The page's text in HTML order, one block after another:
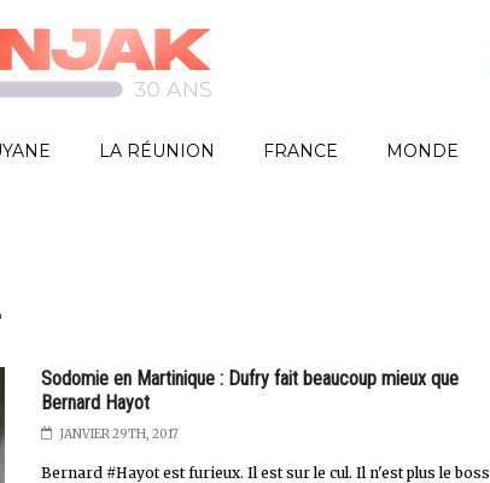
LA RÉUNION FRANCE MONDE
Sodomie en Martinique : Dufry fait beaucoup mieux que
Bernard Hayot
JANVIER 29TH, 2017
Bernard #Hayot est furieux. Il est sur le cul. Il n'est plus le boss